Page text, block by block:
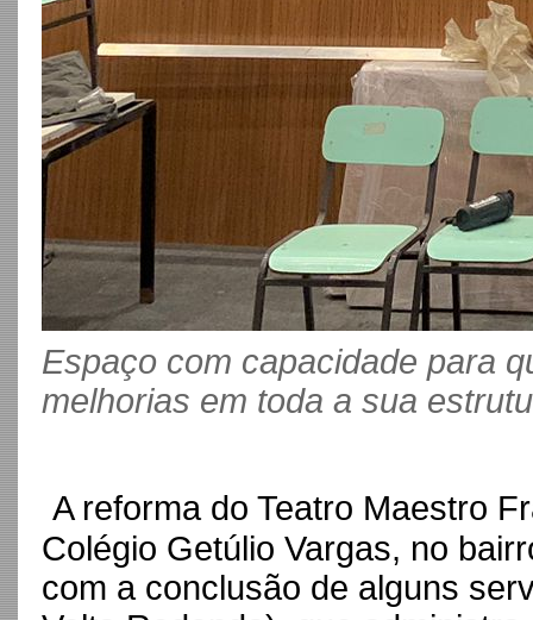
Espaço com capacidade para
melhorias em toda a sua
A reforma do Teatro Maestro
Colégio Getúlio Vargas, no
com a conclusão de alguns